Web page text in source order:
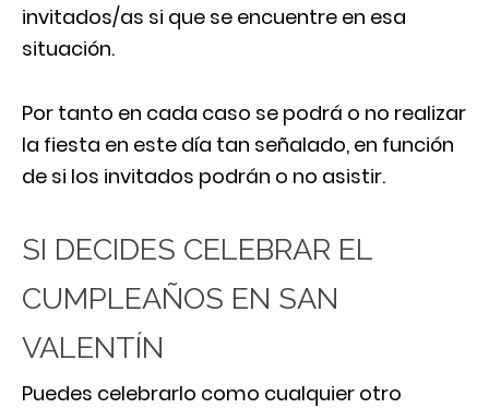
invitados/as si que se encuentre en esa
situación.
Por tanto en cada caso se podrá o no realizar
la fiesta en este día tan señalado, en función
de si los invitados podrán o no asistir.
SI DECIDES CELEBRAR EL
CUMPLEAÑOS EN SAN
VALENTÍN
Puedes celebrarlo como cualquier otro